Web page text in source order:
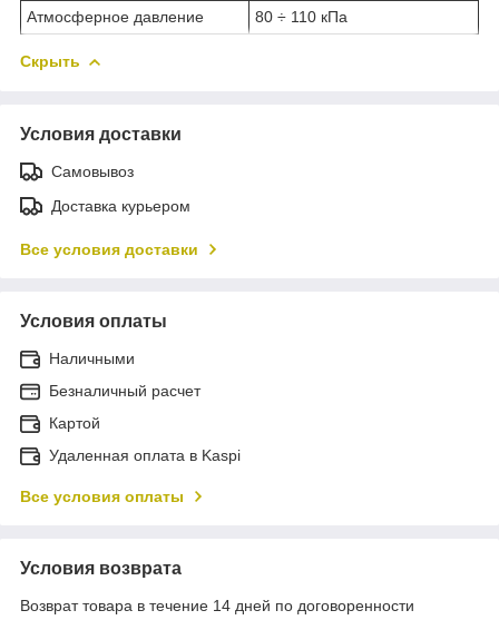
Атмосферное давление 80 ÷ 110 кПа
Скрыть
Условия доставки
Самовывоз
Доставка курьером
Все условия доставки
Условия оплаты
Наличными
Безналичный расчет
Картой
Удаленная оплата в Kaspi
Все условия оплаты
Условия возврата
Возврат товара в течение 14 дней по договоренности